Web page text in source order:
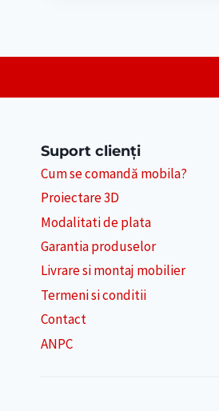
Suport clienți
Cum se comandă mobila?
Proiectare 3D
Modalitati de plata
Garantia produselor
Livrare si montaj mobilier
Termeni si conditii
Contact
ANPC